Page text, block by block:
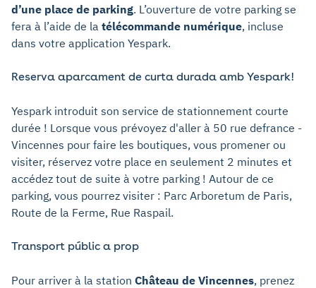
d’une place de parking. L’ouverture de votre parking se
fera à l’aide de la télécommande numérique, incluse
dans votre application Yespark.
Reserva aparcament de curta durada amb Yespark!
Yespark introduit son service de stationnement courte
durée ! Lorsque vous prévoyez d'aller à 50 rue defrance -
Vincennes pour faire les boutiques, vous promener ou
visiter, réservez votre place en seulement 2 minutes et
accédez tout de suite à votre parking ! Autour de ce
parking, vous pourrez visiter : Parc Arboretum de Paris,
Route de la Ferme, Rue Raspail.
Transport públic a prop
Pour arriver à la station Château de Vincennes, prenez